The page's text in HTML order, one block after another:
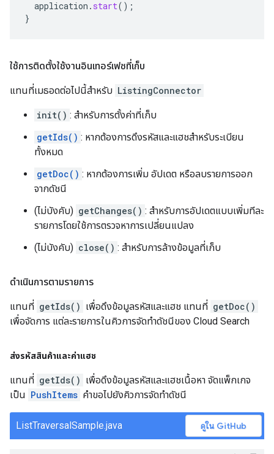
application . start();
}
ใช้การติดตั้งใช้งานอินเทอร์เฟซที่เก็บ
แทนที่เมธอดต่อไปนี้สำหรับ ListingConnector
init() : สำหรับการตั้งค่าที่เก็บ
getIds() : หากต้องการดึงรหัสและแฮชสำหรับระเบียน
ทั้งหมด
getDoc() : หากต้องการเพิ่ม อัปเดต หรือลบรายการออก
จากดัชนี
(ไม่บังคับ) getChanges() : สำหรับการอัปเดตแบบเพิ่มทีละ
รายการโดยใช้การตรวจหาการเปลี่ยนแปลง
(ไม่บังคับ) close() : สำหรับการล้างข้อมูลที่เก็บ
ดำเนินการตามรายการ
แทนที่ getIds() เพื่อดึงข้อมูลรหัสและแฮช แทนที่ getDoc()
เพื่อจัดการ แต่ละรายการในคิวการจัดทำดัชนีของ Cloud Search
ส่งรหัสสินค้าและค่าแฮช
แทนที่ getIds() เพื่อดึงข้อมูลรหัสและแฮชเนื้อหา จัดแพ็กเกจ
เป็น PushItems คำขอไปยังคิวการจัดทำดัชนี
ListTraversalSample.java ดูใน GitHub